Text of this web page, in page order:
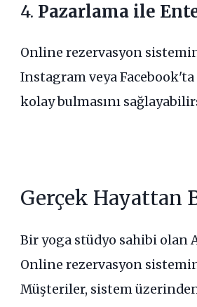
4. Pazarlama ile
Online rezervasyon
Instagram veya
kolay bulmasını
Gerçek Hayattan
Bir yoga stüdyo sahibi olan
Online rezervasyon
Müşteriler, sistem